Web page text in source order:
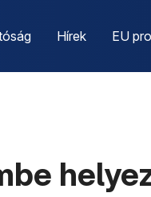
Hírek EU